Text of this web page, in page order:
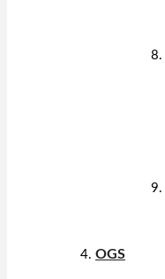
OGS